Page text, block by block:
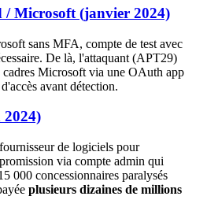
Microsoft (janvier 2024)
sans MFA, compte de test avec
De là, l'attaquant (APT29)
Microsoft via une OAuth app
avant détection.
de logiciels pour
via compte admin qui
000 concessionnaires paralysés
plusieurs dizaines de millions